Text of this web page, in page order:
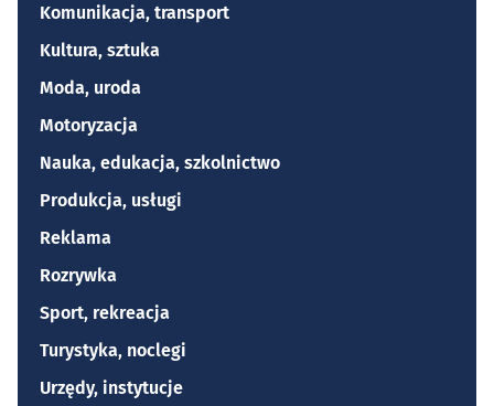
Komunikacja, transport
Kultura, sztuka
Moda, uroda
Motoryzacja
Nauka, edukacja, szkolnictwo
Produkcja, usługi
Reklama
Rozrywka
Sport, rekreacja
Turystyka, noclegi
Urzędy, instytucje